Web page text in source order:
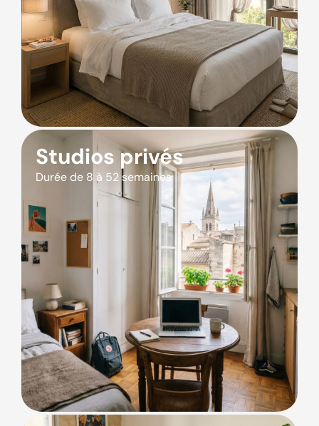
Studios privés
Durée de 8 à 52 semaines